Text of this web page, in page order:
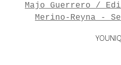
Majo Guerrero /
Merino-Reyna -